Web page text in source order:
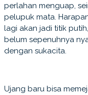
perlahan menguap,
pelupuk mata.
lagi akan jadi titik
belum sepenuhnya
dengan sukacita.
Ujang baru bisa